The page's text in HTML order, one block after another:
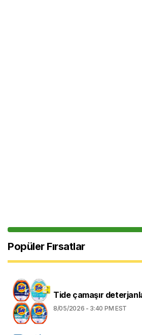
Popüler Fırsatlar
Tide çamaşır
8/05/2026 - 3:40 PM EST